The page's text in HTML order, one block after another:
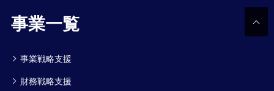
事業一覧
事業戦略支援
財務戦略支援